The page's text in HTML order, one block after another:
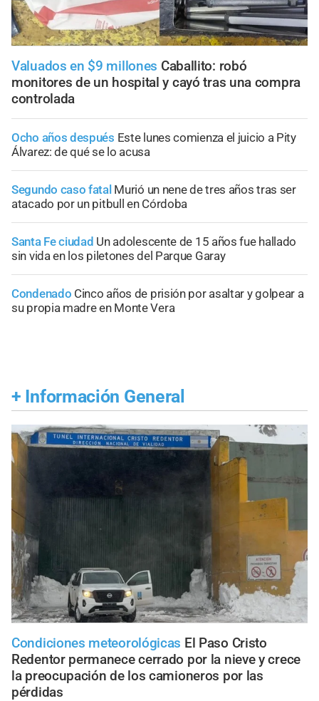
Valuados en $9 millones Caballito: robó
monitores de un hospital y cayó tras una compra
controlada
Ocho años después Este lunes comienza el juicio a Pity
Álvarez: de qué se lo acusa
Segundo caso fatal Murió un nene de tres años tras ser
atacado por un pitbull en Córdoba
Santa Fe ciudad Un adolescente de 15 años fue hallado
sin vida en los piletones del Parque Garay
Condenado Cinco años de prisión por asaltar y golpear a
su propia madre en Monte Vera
+ Información General
Condiciones meteorológicas El Paso Cristo
Redentor permanece cerrado por la nieve y crece
la preocupación de los camioneros por las
pérdidas